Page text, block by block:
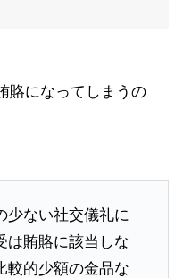
賂になってしまうの
少ない社交儀礼に
は賄賂に該当しな
較的少額の金品な